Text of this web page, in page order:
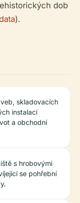
dob
).
skladovacích
instalací
a obchodní
s hrobovými
se pohřební